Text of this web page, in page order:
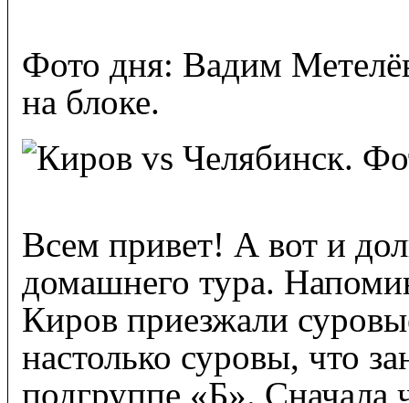
Фото дня: Вадим
на блоке.
Всем привет! А вот и
домашнего тура.
Киров приезжали
настолько суровы, что
подгруппе «Б».